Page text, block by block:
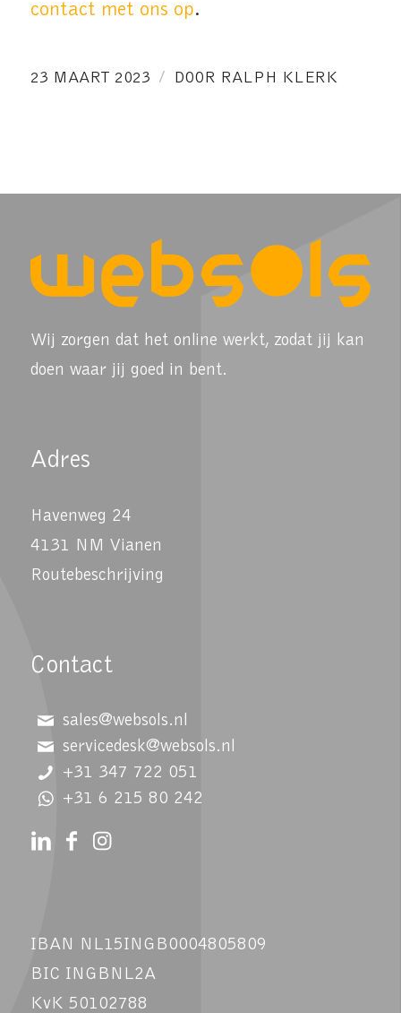
contact met ons op.
23 MAART 2023 / DOOR RALPH KLERK
Wij zorgen dat het online werkt, zodat jij kan
doen waar jij goed in bent.
Adres
Havenweg 24
4131 NM Vianen
Routebeschrijving
Contact
sales@websols.nl
servicedesk@websols.nl
+31 347 722 051
+31 6 215 80 242
IBAN NL15INGB0004805809
BIC INGBNL2A
KvK 50102788